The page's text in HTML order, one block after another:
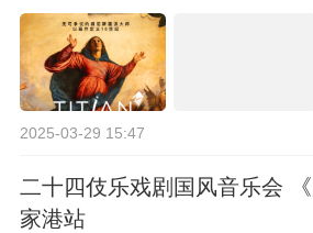
2025-03-29 15:47
二十四伎乐戏剧国风音乐会 《
家港站